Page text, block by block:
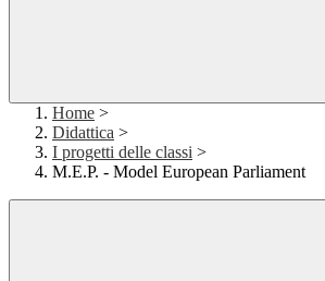
Home >
Didattica >
I progetti delle classi >
M.E.P. - Model European Parliament